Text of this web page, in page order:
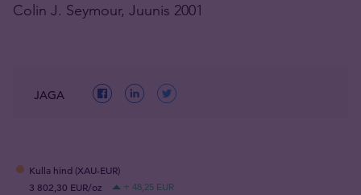
Colin J. Seymour, Juunis 2001
JAGA
Kulla hind (XAU-EUR)
3 802,30 EUR/oz
+ 48,25 EUR